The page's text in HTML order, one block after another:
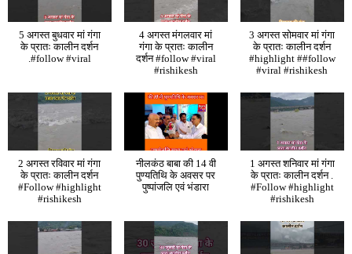
5 अगस्त बुधवार मां गंगा
के प्रातः कालीन दर्शन
.#follow #viral
4 अगस्त मंगलवार मां
गंगा के प्रातः कालीन
दर्शन #follow #viral
#rishikesh
3 अगस्त सोमवार मां गंगा
के प्रातः कालीन दर्शन
#highlight ##follow
#viral #rishikesh
2 अगस्त रविवार मां गंगा
के प्रातः कालीन दर्शन
#Follow #highlight
#rishikesh
नीलकंठ बाबा की 14 वी
पुण्यतिथि के अवसर पर
पुष्पांजलि एवं भंडारा
1 अगस्त शनिवार मां गंगा
के प्रातः कालीन दर्शन .
#Follow #highlight
#rishikesh